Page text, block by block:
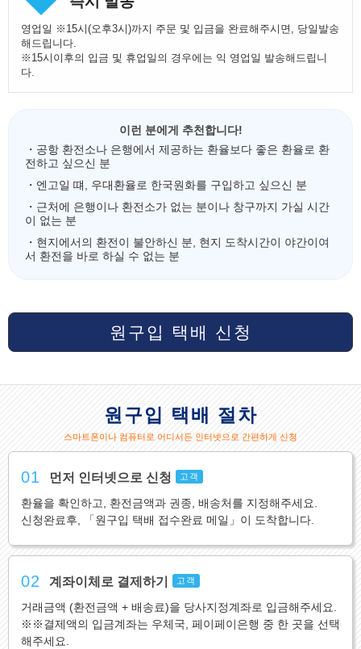
영업일 ※15시(오후3시)까지 주문 및 입금을 완료해주시면, 당일발송
해드립니다.
※15시이후의 입금 및 휴업일의 경우에는 익 영업일 발송해드립니
다.
이런 분에게 추천합니다!
・공항 환전소나 은행에서 제공하는 환율보다 좋은 환율로 환
전하고 싶으신 분
・엔고일 떄, 우대환율로 한국원화를 구입하고 싶으신 분
・근처에 은행이나 환전소가 없는 분이나 창구까지 가실 시간
이 없는 분
・현지에서의 환전이 불안하신 분, 현지 도착시간이 야간이여
서 환전을 바로 하실 수 없는 분
원구입 택배 신청
원구입 택배 절차
스마트폰이나 컴퓨터로 어디서든 인터넷으로 간편하게 신청
01 먼저 인터넷으로 신청 고객
환율을 확인하고, 환전금액과 권종, 배송처를 지정해주세요.
신청완료후, 「원구입 택배 접수완료 메일」이 도착합니다.
02 계좌이체로 결제하기 고객
거래금액 (환전금액 + 배송료)을 당사지정계좌로 입금해주세요.
※※결제액의 입금계좌는 우체국, 페이페이은행 중 한 곳을 선택
해주세요.